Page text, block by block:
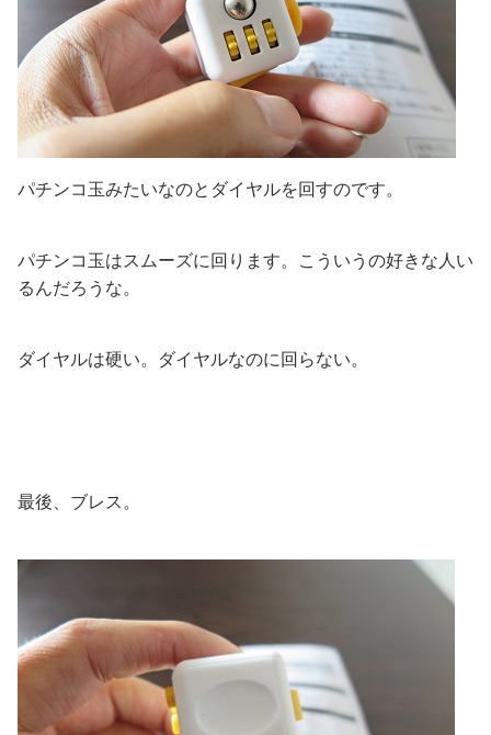
パチンコ玉みたいなのとダイヤルを回すのです。
パチンコ玉はスムーズに回ります。こういうの好きな人い
るんだろうな。
ダイヤルは硬い。ダイヤルなのに回らない。
最後、ブレス。